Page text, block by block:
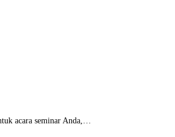
acara seminar Anda,…